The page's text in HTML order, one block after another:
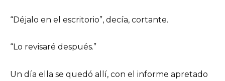
“Déjalo en el escritorio”, decía, cortante.
“Lo revisaré después.”
Un día ella se quedó allí, con el informe apretado